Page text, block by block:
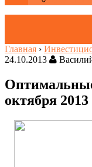
Главная ›
24.10.2013
октября 2013